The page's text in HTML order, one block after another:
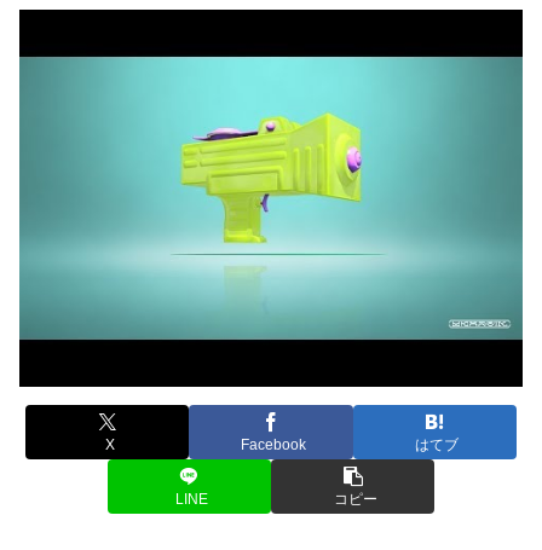
X Facebook はてブ
LINE コピー